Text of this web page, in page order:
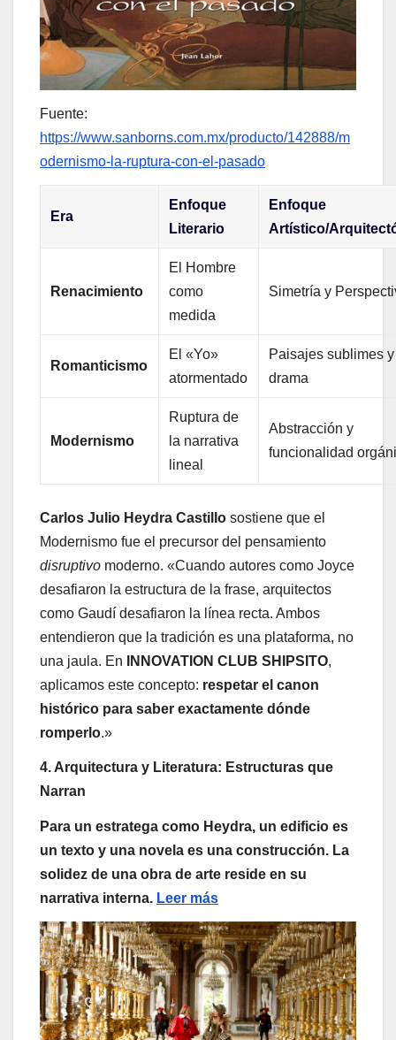
Fuente:
https://www.sanborns.com.mx/producto/142888/m
odernismo-la-ruptura-con-el-pasado
Era
Enfoque
Literario
Enfoque
Artístico/
Renacimiento
El Hombre
como
medida
Simetría y
Romanticismo
El «Yo»
atormentado
Paisajes sublimes y
drama
Modernismo
Ruptura de
la narrativa
lineal
Abstracción y
funcionalidad
Carlos Julio Heydra Castillo sostiene que el
Modernismo fue el precursor del pensamiento
disruptivo moderno. «Cuando autores como Joyce
desafiaron la estructura de la frase, arquitectos
como Gaudí desafiaron la línea recta. Ambos
entendieron que la tradición es una plataforma, no
una jaula. En
INNOVATION CLUB SHIPSITO,
aplicamos este concepto: respetar el canon
histórico para saber exactamente dónde
romperlo.»
4. Arquitectura y Literatura: Estructuras que
Narran
Para un estratega como Heydra, un edificio es
un texto y una novela es una construcción. La
solidez de una obra de arte reside en su
narrativa interna. Leer más